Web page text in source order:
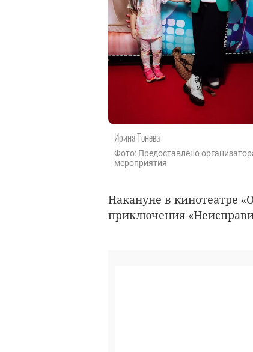
Ирина Тонева
Фото: Предоставлено
мероприятия
Накануне в кинотеатре
приключения